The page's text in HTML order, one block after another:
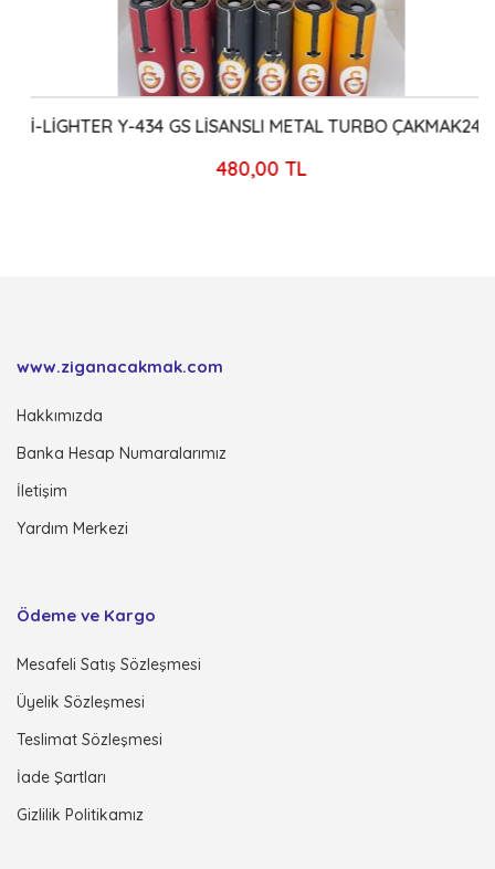
İ-LİGHTER Y-434 GS LİSANSLI METAL TURBO ÇAKMAK24`LÜ
480,00 TL
www.ziganacakmak.com
Hakkımızda
Banka Hesap Numaralarımız
İletişim
Yardım Merkezi
Ödeme ve Kargo
Mesafeli Satış Sözleşmesi
Üyelik Sözleşmesi
Teslimat Sözleşmesi
İade Şartları
Gizlilik Politikamız